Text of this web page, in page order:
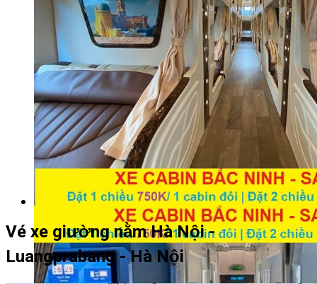
Vé xe giường nằm Hà Nội -
Luangprabang - Hà Nội